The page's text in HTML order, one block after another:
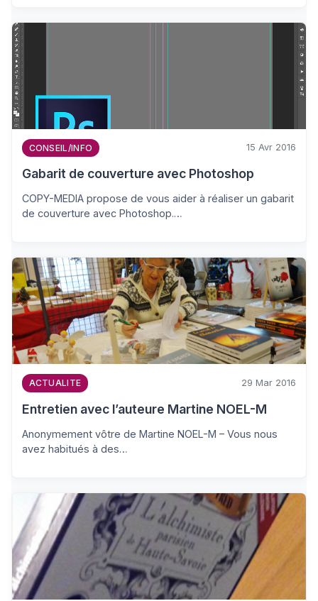
CONSEIL/INFO 15 Avr 2016
Gabarit de couverture avec Photoshop
COPY-MEDIA propose de vous aider à réaliser un gabarit
de couverture avec Photoshop.…
ACTUALITE 29 Mar 2016
Entretien avec l’auteure Martine NOEL-M
Anonymement vôtre de Martine NOEL-M – Vous nous
avez habitués à des…